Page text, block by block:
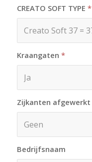
CREATO SOFT TYPE *
Kraangaten *
Zijkanten afgewerkt
Bedrijfsnaam